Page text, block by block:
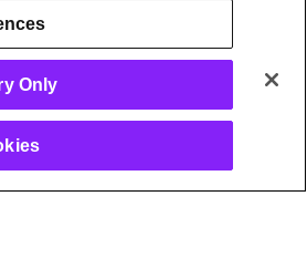
WiFi, Plume Home, Plume
Only